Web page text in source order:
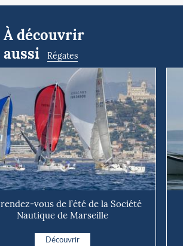
À découvrir
aussi
Régates
vous de l’été de la Société
Nautique de Marseille
Découvrir